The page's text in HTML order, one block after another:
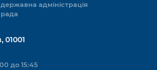
адміністрація
рада
01001
до 15:45